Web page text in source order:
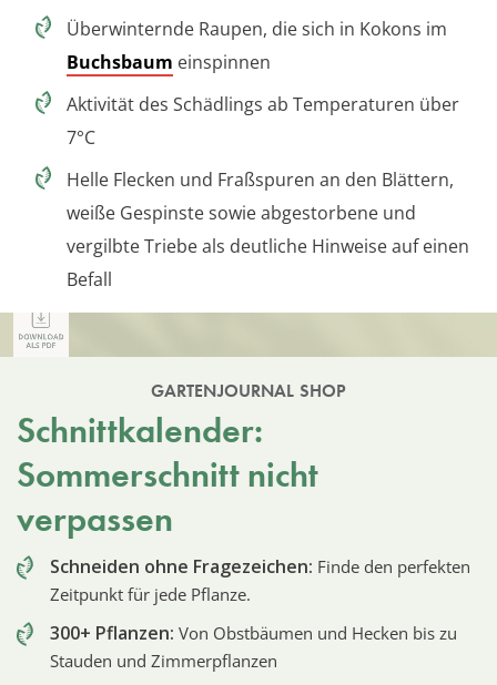
Überwinternde Raupen, die sich in Kokons im
Buchsbaum einspinnen
Aktivität des Schädlings ab Temperaturen über
7°C
Helle Flecken und Fraßspuren an den Blättern,
weiße Gespinste sowie abgestorbene und
vergilbte Triebe als deutliche Hinweise auf einen
Befall
GARTENJOURNAL SHOP
Schnittkalender:
Sommerschnitt nicht
verpassen
Schneiden ohne Fragezeichen: Finde den perfekten
Zeitpunkt für jede Pflanze.
300+ Pflanzen: Von Obstbäumen und Hecken bis zu
Stauden und Zimmerpflanzen